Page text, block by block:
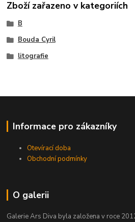
Zboží zařazeno v kategoriích
B
Bouda Cyril
litografie
Informace pro zákazníky
Otevírací doba
Obchodní podmínky
O galerii
Galerie Ars Diva byla založena v roce